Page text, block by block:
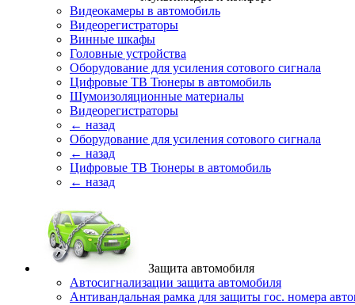
Видеокамеры в автомобиль
Видеорегистраторы
Винные шкафы
Головные устройства
Оборудование для усиления сотового сигнала
Цифровые ТВ Тюнеры в автомобиль
Шумоизоляционные материалы
Видеорегистраторы
← назад
Оборудование для усиления сотового сигнала
← назад
Цифровые ТВ Тюнеры в автомобиль
← назад
Защита автомобиля
Автосигнализации защита автомобиля
Антивандальная рамка для защиты гос. номера